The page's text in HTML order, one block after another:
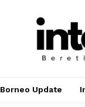
Borneo Update